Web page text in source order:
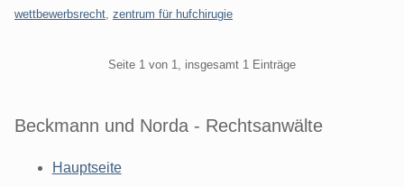
wettbewerbsrecht zentrum für hufchirugie
Seite 1 von 1, insgesamt 1 Einträge
Beckmann und Norda - Rechtsanwälte
Hauptseite